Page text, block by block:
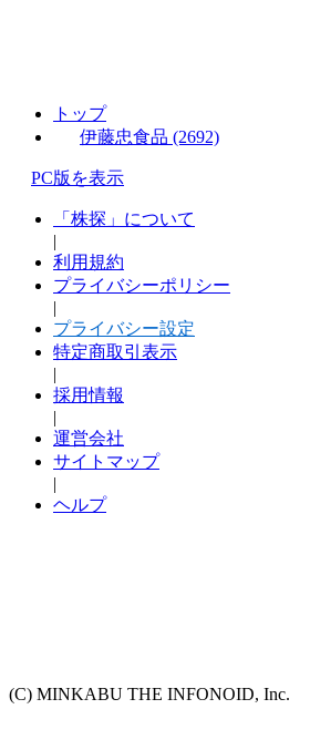
トップ
伊藤忠食品 (2692)
PC版を表示
「株探」について
|
利用規約
プライバシーポリシー
|
プライバシー設定
特定商取引表示
|
採用情報
|
運営会社
サイトマップ
|
ヘルプ
(C) MINKABU THE INFONOID, Inc.